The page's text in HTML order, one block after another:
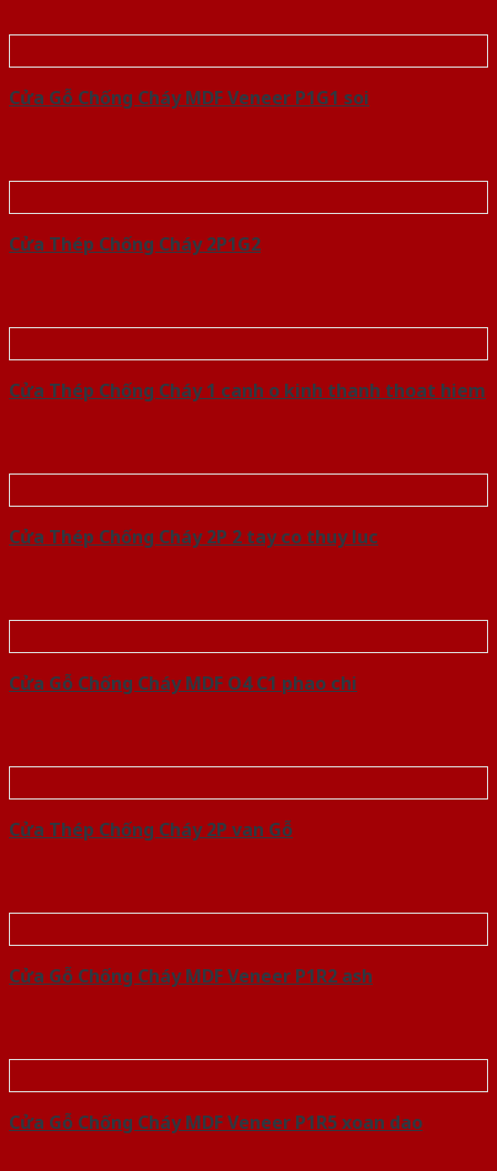
Cửa Gỗ Chống Cháy MDF Veneer P1G1 soi
Cửa Thép Chống Cháy 2P1G2
Cửa Thép Chống Cháy 1 canh o kinh thanh thoat hiem
Cửa Thép Chống Cháy 2P 2 tay co thuy luc
Cửa Gỗ Chống Cháy MDF O4 C1 phao chi
Cửa Thép Chống Cháy 2P van Gỗ
Cửa Gỗ Chống Cháy MDF Veneer P1R2 ash
Cửa Gỗ Chống Cháy MDF Veneer P1R5 xoan dao